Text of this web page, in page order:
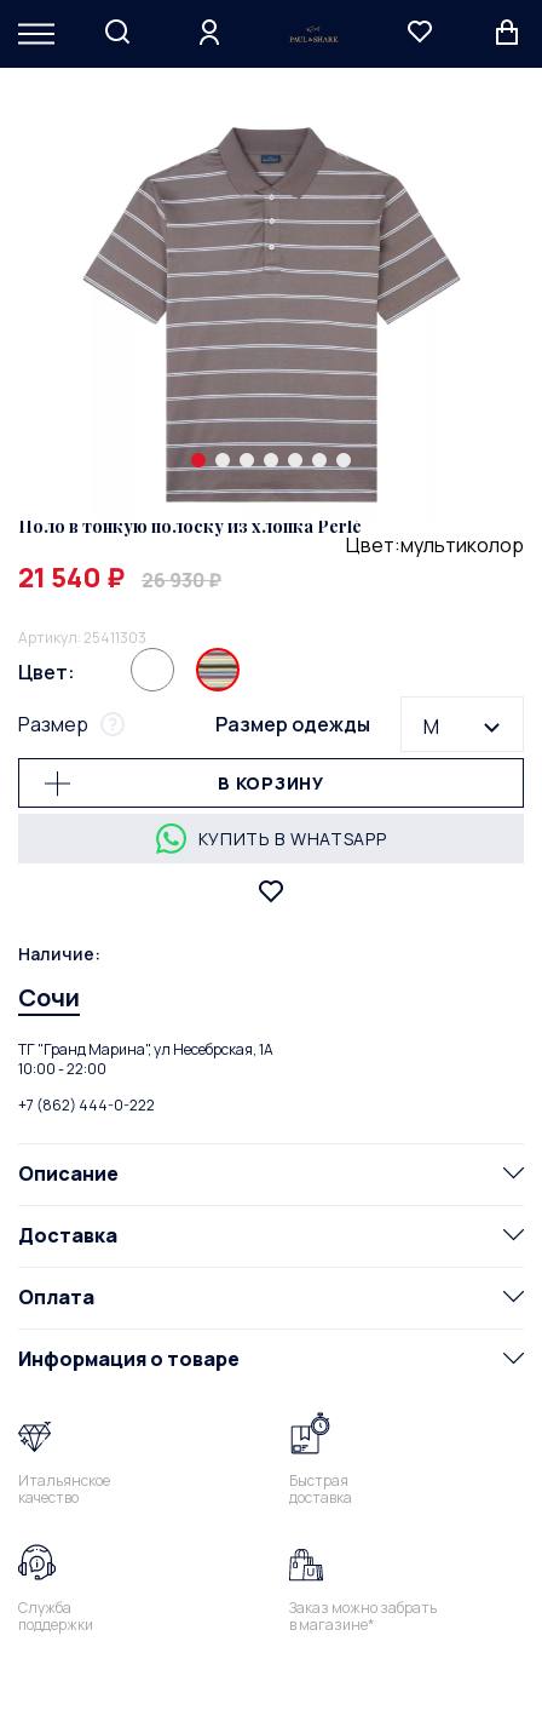
Артикул: 25411303
Поло в тонкую полоску из хлопка Perlé
21 540 ₽ 26 930 ₽
Цвет:мультиколор
Цвет:
Размер одежды
M
Размер
В КОРЗИНУ
КУПИТЬ В WHATSAPP
Наличие:
Сочи
ТГ "Гранд Марина", ул Несебрская, 1А
10:00 - 22:00
+7 (862) 444-0-222
Описание
Доставка
Оплата
Информация о товаре
Итальянское
качество
Быстрая
доставка
Служба
поддержки
Заказ можно забрать
в магазине*